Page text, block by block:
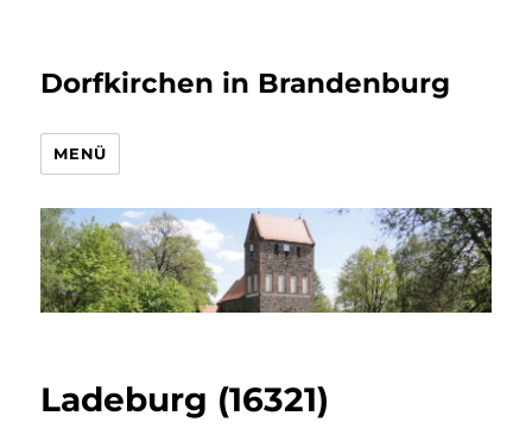
Dorfkirchen in Brandenburg
MENÜ
Ladeburg (16321)